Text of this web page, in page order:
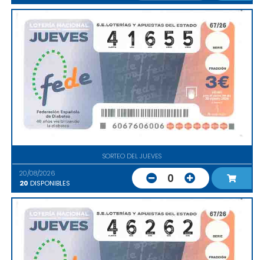
SORTEO DEL JUEVES
20/08/2026
20 DISPONIBLES 0